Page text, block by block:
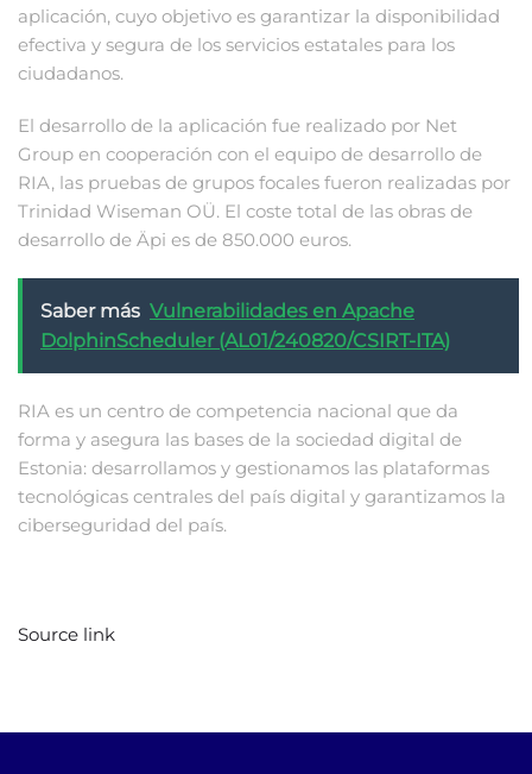
aplicación, cuyo objetivo es garantizar la disponibilidad
efectiva y segura de los servicios estatales para los
ciudadanos.
El desarrollo de la aplicación fue realizado por Net
Group en cooperación con el equipo de desarrollo de
RIA, las pruebas de grupos focales fueron realizadas por
Trinidad Wiseman OÜ. El coste total de las obras de
desarrollo de Äpi es de 850.000 euros.
Saber más Vulnerabilidades en Apache
DolphinScheduler (AL01/240820/CSIRT-ITA)
RIA es un centro de competencia nacional que da
forma y asegura las bases de la sociedad digital de
Estonia: desarrollamos y gestionamos las plataformas
tecnológicas centrales del país digital y garantizamos la
ciberseguridad del país.
Source link